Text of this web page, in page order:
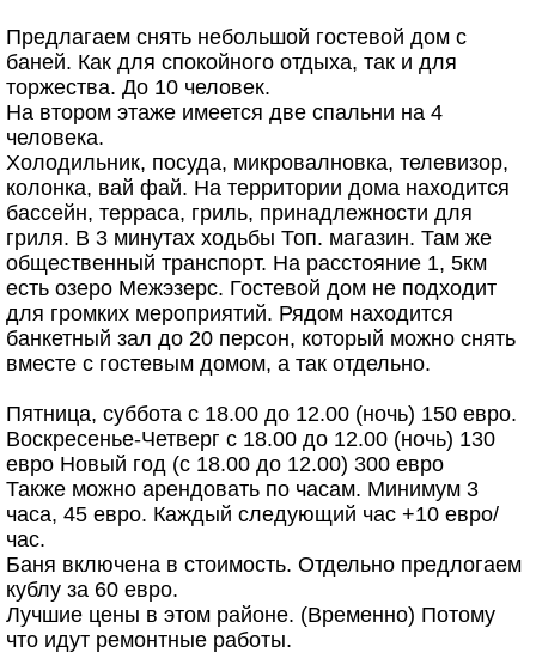
Предлагаем снять небольшой гостевой дом с
баней. Как для спокойного отдыха, так и для
торжества. До 10 человек.
На втором этаже имеется две спальни на 4
человека.
Холодильник, посуда, микровалновка, телевизор,
колонка, вай фай. На территории дома находится
бассейн, терраса, гриль, принадлежности для
гриля. В 3 минутах ходьбы Топ. магазин. Там же
общественный транспорт. На расстояние 1, 5км
есть озеро Межэзерс. Гостевой дом не подходит
для громких мероприятий. Рядом находится
банкетный зал до 20 персон, который можно снять
вместе с гостевым домом, а так отдельно.
Пятница, суббота с 18.00 до 12.00 (ночь) 150 евро.
Воскресенье-Четверг с 18.00 до 12.00 (ночь) 130
евро Новый год (с 18.00 до 12.00) 300 евро
Также можно арендовать по часам. Минимум 3
часа, 45 евро. Каждый следующий час +10 евро/
час.
Баня включена в стоимость. Отдельно предлогаем
кублу за 60 евро.
Лучшие цены в этом районе. (Временно) Потому
что идут ремонтные работы.